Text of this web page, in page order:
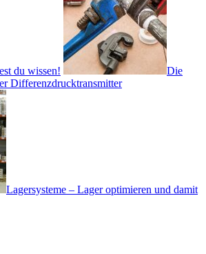
du wissen!
Die
Differenzdrucktransmitter
Lagersysteme – Lager optimieren und damit